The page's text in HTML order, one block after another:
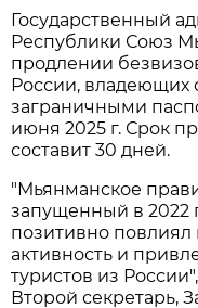
Государственный
Республики Союз
продлении
России,
заграничными
июня 2025 г. Срок
составит 30 дней.
"Мьянманское
запущенный в 2022
позитивно
активность и
туристов из
Второй секретарь,